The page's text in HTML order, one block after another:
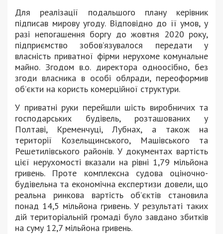
Для реалізації подальшого плану керівник
підписав мирову угоду. Відповідно до її умов, у
разі непогашення боргу до жовтня 2020 року,
підприємство зобов’язувалося передати у
власність приватної фірми нерухоме комунальне
майно. Згодом в.о. директора одноосібно, без
згоди власника в особі облради, переоформив
об’єкти на користь комерційної структури.
У приватні руки перейшли шість виробничих та
господарських будівель, розташованих у
Полтаві, Кременчуці, Лубнах, а також на
території Козельщинського, Машівського та
Решетилівського районів. У документах вартість
цієї нерухомості вказали на рівні 1,79 мільйона
гривень. Проте комплексна судова оціночно-
будівельна та економічна експертизи довели, що
реальна ринкова вартість об’єктів становила
понад 14,5 мільйона гривень. У результаті таких
дій територіальній громаді було завдано збитків
на суму 12,7 мільйона гривень.